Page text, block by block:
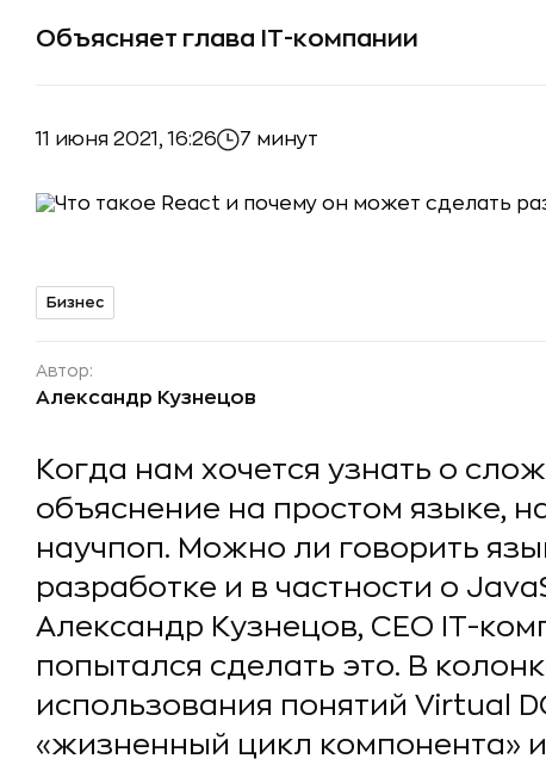
Объясняет глава IT-компании
11 июня 2021, 16:26 7 минут
Бизнес
Автор:
Александр Кузнецов
Когда нам хочется узнать о
объяснение на простом языке,
научпоп. Можно ли говорить
разработке и в частности о
Александр Кузнецов, CEO IT-
попытался сделать это. В
использования понятий Virtual
«жизненный цикл компонента»